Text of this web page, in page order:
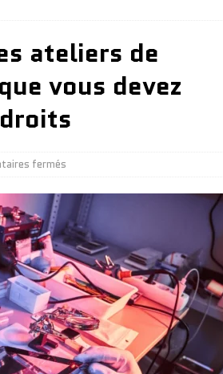
ateliers de
vous devez
fermés